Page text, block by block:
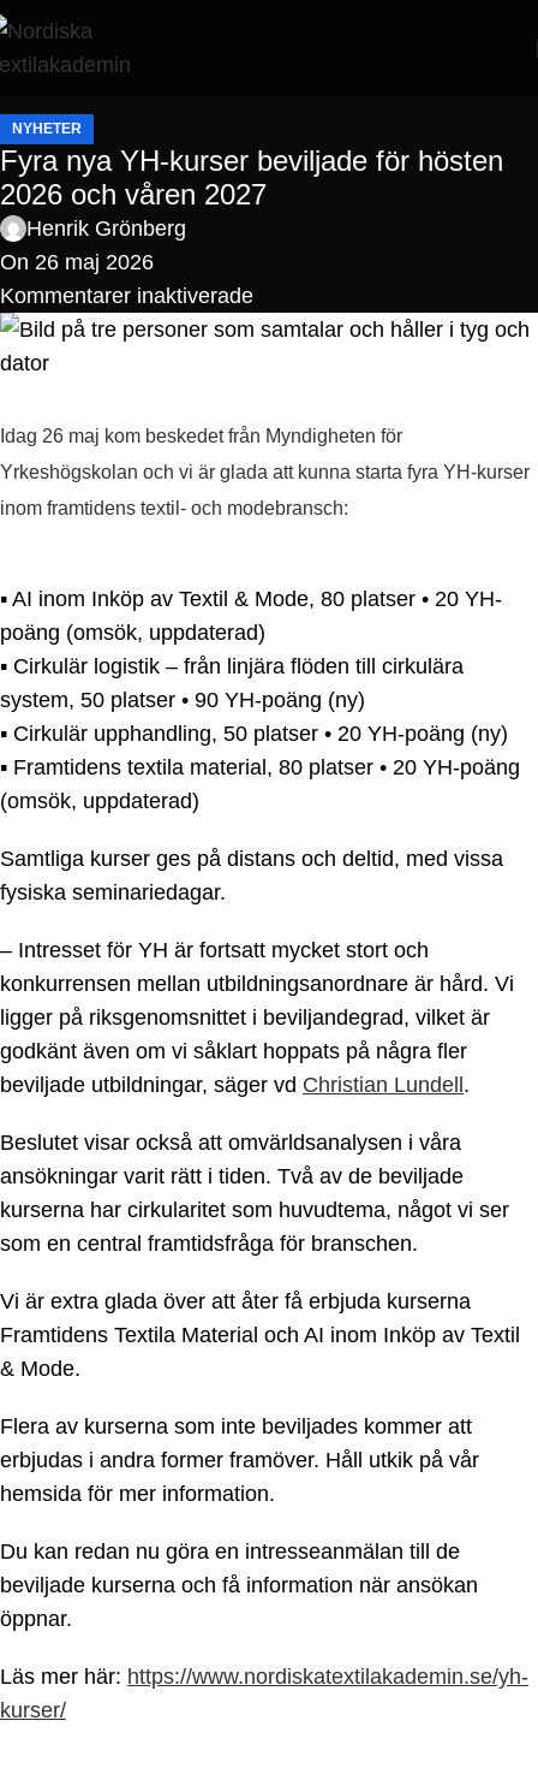
NYHETER
Fyra nya YH-kurser beviljade för hösten
2026 och våren 2027
Henrik Grönberg
On 26 maj 2026
Kommentarer inaktiverade
Idag 26 maj kom beskedet från Myndigheten för
Yrkeshögskolan och vi är glada att kunna starta fyra YH-kurser
inom framtidens textil- och modebransch:
▪️ AI inom Inköp av Textil & Mode, 80 platser • 20 YH-
poäng (omsök, uppdaterad)
▪️ Cirkulär logistik – från linjära flöden till cirkulära
system, 50 platser • 90 YH-poäng (ny)
▪️ Cirkulär upphandling, 50 platser • 20 YH-poäng (ny)
▪️ Framtidens textila material, 80 platser • 20 YH-poäng
(omsök, uppdaterad)
Samtliga kurser ges på distans och deltid, med vissa
fysiska seminariedagar.
– Intresset för YH är fortsatt mycket stort och
konkurrensen mellan utbildningsanordnare är hård. Vi
ligger på riksgenomsnittet i beviljandegrad, vilket är
godkänt även om vi såklart hoppats på några fler
beviljade utbildningar, säger vd Christian Lundell .
Beslutet visar också att omvärldsanalysen i våra
ansökningar varit rätt i tiden. Två av de beviljade
kurserna har cirkularitet som huvudtema, något vi ser
som en central framtidsfråga för branschen.
Vi är extra glada över att åter få erbjuda kurserna
Framtidens Textila Material och AI inom Inköp av Textil
& Mode.
Flera av kurserna som inte beviljades kommer att
erbjudas i andra former framöver. Håll utkik på vår
hemsida för mer information.
Du kan redan nu göra en intresseanmälan till de
beviljade kurserna och få information när ansökan
öppnar.
Läs mer här: https://www.nordiskatextilakademin.se/yh-
kurser/